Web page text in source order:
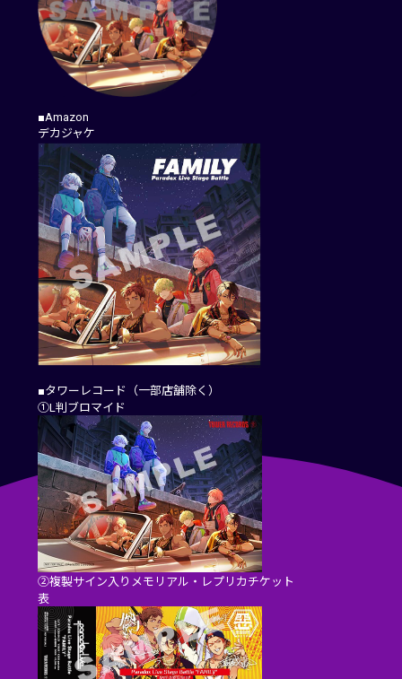
■Amazon
デカジャケ
■タワーレコード（一部店舗除く）
①L判ブロマイド
②複製サイン入りメモリアル・レプリカチケット
表